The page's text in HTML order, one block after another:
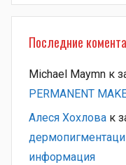
Последние
Michael Maymn к
PERMANENT
Алеся Хохлова к
информация